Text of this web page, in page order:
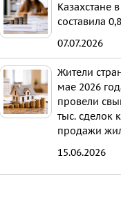
Казахстане
составила
07.07.2026
Жители
мае 2026
провели
тыс. сделок
продажи
15.06.2026